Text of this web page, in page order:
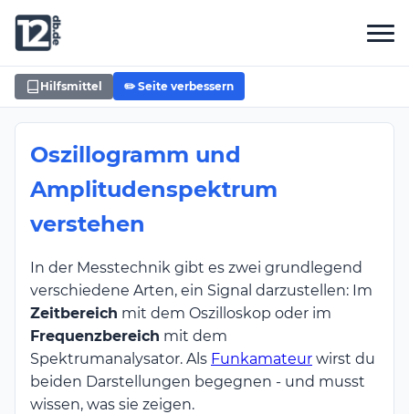
Hilfsmittel ✏️ Seite verbessern
Oszillogramm und
Amplitudenspektrum
verstehen
In der Messtechnik gibt es zwei grundlegend
verschiedene Arten, ein Signal darzustellen: Im
Zeitbereich mit dem Oszilloskop oder im
Frequenzbereich mit dem
Spektrumanalysator. Als Funkamateur wirst du
beiden Darstellungen begegnen - und musst
wissen, was sie zeigen.